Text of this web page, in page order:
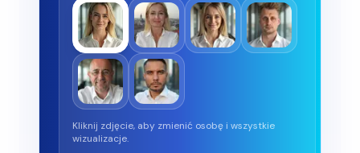
Kliknij zdjęcie, aby zmienić osobę i wszystkie
wizualizacje.